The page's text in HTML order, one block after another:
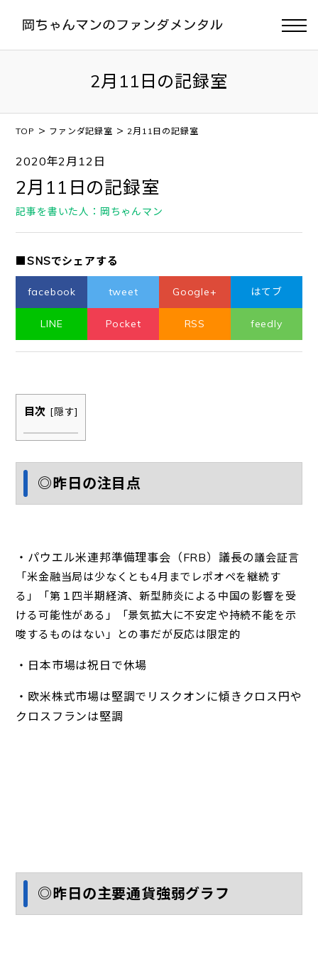
2月11日の記録室
TOP > ファンダ記録室 > 2月11日の記録室
2020年2月12日
2月11日の記録室
記事を書いた人：岡ちゃんマン
■SNSでシェアする
facebook tweet Google+ はてブ
LINE Pocket RSS feedly
目次 [隠す]
◎昨日の注目点
・パウエル米連邦準備理事会（FRB）議長の議会証言
「米金融当局は少なく とも4月までレポオペを継続す
る」「第１四半期経済、新型肺炎に よる中国の影響を受
ける可能性がある」「景気拡大に不安定や持続不能を示
唆するものはない」との事だが反応は限定的
・日本市場は祝日で休場
・欧米株式市場は堅調でリスクオンに傾きクロス円や
クロスフランは堅調
◎昨日の主要通貨強弱グラフ